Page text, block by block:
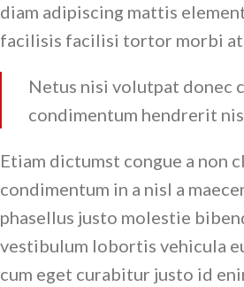
diam adipiscing mattis
facilisis facilisi tortor morbi at
Netus nisi volutpat donec
condimentum hendrerit
Etiam dictumst congue a non
condimentum in a nisl a
phasellus justo molestie
vestibulum lobortis vehicula
cum eget curabitur justo id